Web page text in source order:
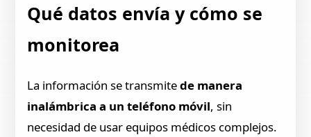
Qué datos envía y cómo se
monitorea
La información se transmitede manera
inalámbrica a un teléfono móvil, sin
necesidad de usar equipos médicos complejos.